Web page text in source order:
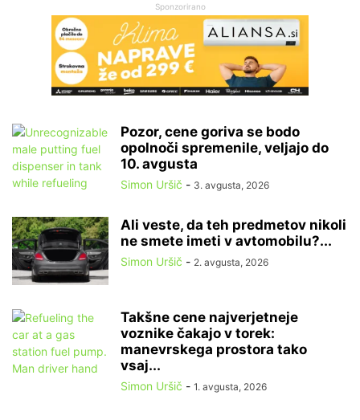
Sponzorirano
Pozor, cene goriva se bodo
opolnoči spremenile, veljajo do
10. avgusta
Simon Uršič - 3. avgusta, 2026
Ali veste, da teh predmetov nikoli
ne smete imeti v avtomobilu?...
Simon Uršič - 2. avgusta, 2026
Takšne cene najverjetneje
voznike čakajo v torek:
manevrskega prostora tako
vsaj...
Simon Uršič - 1. avgusta, 2026